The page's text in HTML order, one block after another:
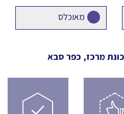
מאוכלס
מרכז, כפר סבא